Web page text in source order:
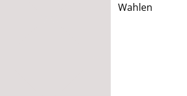
Wahlen